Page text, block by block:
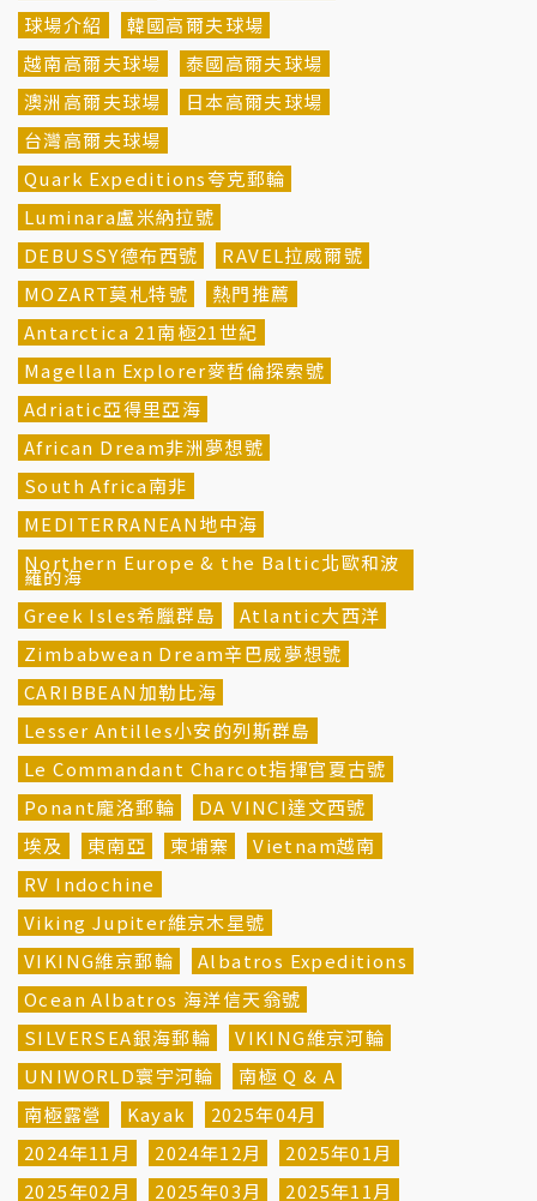
球場介紹
韓國高爾夫球場
越南高爾夫球場
泰國高爾夫球場
澳洲高爾夫球場
日本高爾夫球場
台灣高爾夫球場
Quark Expeditions夸克郵輪
Luminara盧米納拉號
DEBUSSY德布西號
RAVEL拉威爾號
MOZART莫札特號
熱門推薦
Antarctica 21南極21世紀
Magellan Explorer麥哲倫探索號
Adriatic亞得里亞海
African Dream非洲夢想號
South Africa南非
MEDITERRANEAN地中海
Northern Europe & the Baltic北歐和波
羅的海
Greek Isles希臘群島
Atlantic大西洋
Zimbabwean Dream辛巴威夢想號
CARIBBEAN加勒比海
Lesser Antilles小安的列斯群島
Le Commandant Charcot指揮官夏古號
Ponant龐洛郵輪
DA VINCI達文西號
埃及
東南亞 柬埔寨
Vietnam越南
RV Indochine
Viking Jupiter維京木星號
VIKING維京郵輪
Albatros Expeditions
Ocean Albatros 海洋信天翁號
SILVERSEA銀海郵輪
VIKING維京河輪
UNIWORLD寰宇河輪
南極 Q & A
南極露營
Kayak
2025年04月
2024年11月
2024年12月
2025年01月
2025年02月
2025年03月 2025年11月